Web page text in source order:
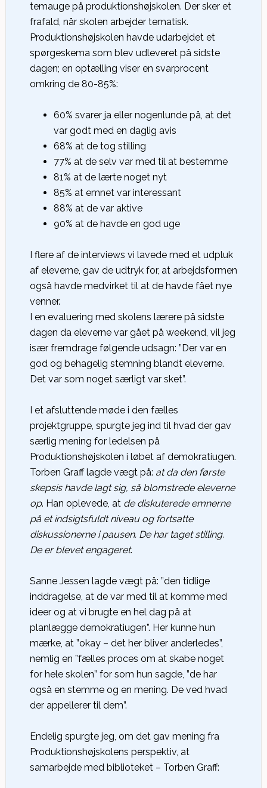
temauge på produktionshøjskolen. Der sker et
frafald, når skolen arbejder tematisk.
Produktionshøjskolen havde udarbejdet et
spørgeskema som blev udleveret på sidste
dagen; en optælling viser en svarprocent
omkring de 80-85%:
60% svarer ja eller nogenlunde på, at det
var godt med en daglig avis
68% at de tog stilling
77% at de selv var med til at bestemme
81% at de lærte noget nyt
85% at emnet var interessant
88% at de var aktive
90% at de havde en god uge
I flere af de interviews vi lavede med et udpluk
af eleverne, gav de udtryk for, at arbejdsformen
også havde medvirket til at de havde fået nye
venner.
I en evaluering med skolens lærere på sidste
dagen da eleverne var gået på weekend, vil jeg
især fremdrage følgende udsagn: ”Der var en
god og behagelig stemning blandt eleverne.
Det var som noget særligt var sket”.
I et afsluttende møde i den fælles
projektgruppe, spurgte jeg ind til hvad der gav
særlig mening for ledelsen på
Produktionshøjskolen i løbet af demokratiugen.
Torben Graff lagde vægt på: at da den første
skepsis havde lagt sig, så blomstrede eleverne
op. Han oplevede, at de diskuterede emnerne
på et indsigtsfuldt niveau og fortsatte
diskussionerne i pausen. De har taget stilling.
De er blevet engageret.
Sanne Jessen lagde vægt på: ”den tidlige
inddragelse, at de var med til at komme med
ideer og at vi brugte en hel dag på at
planlægge demokratiugen”. Her kunne hun
mærke, at ”okay – det her bliver anderledes”,
nemlig en ”fælles proces om at skabe noget
for hele skolen” for som hun sagde, ”de har
også en stemme og en mening. De ved hvad
der appellerer til dem”.
Endelig spurgte jeg, om det gav mening fra
Produktionshøjskolens perspektiv, at
samarbejde med biblioteket – Torben Graff: